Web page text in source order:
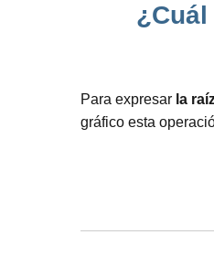
Para expresar la
gráfico esta